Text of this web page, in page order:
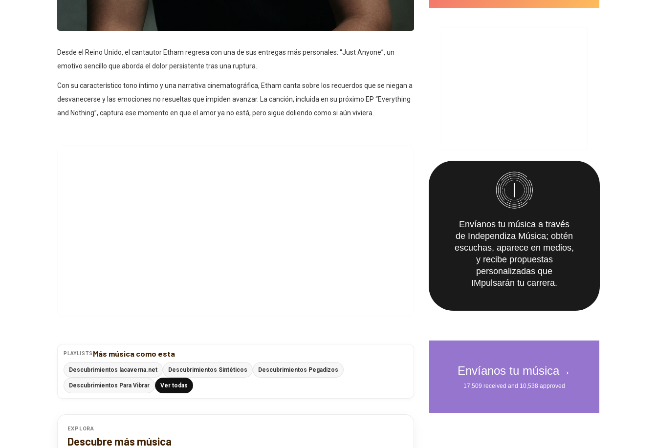
Desde el Reino Unido, el cantautor Etham regresa con una de sus entregas más personales: “Just Anyone”, un
emotivo sencillo que aborda el dolor persistente tras una ruptura.
Con su característico tono íntimo y una narrativa cinematográfica, Etham canta sobre los recuerdos que se niegan a
desvanecerse y las emociones no resueltas que impiden avanzar. La canción, incluida en su próximo EP “Everything
and Nothing”, captura ese momento en que el amor ya no está, pero sigue doliendo como si aún viviera.
PLAYLISTS Más música como esta
Descubrimientos lacaverna.net Descubrimientos Sintéticos Descubrimientos Pegadizos
Descubrimientos Para Vibrar Ver todas
EXPLORA
Descubre más música
Envíanos tu música a través
de Independiza Música; obtén
escuchas, aparece en medios,
y recibe propuestas
personalizadas que
IMpulsarán tu carrera.